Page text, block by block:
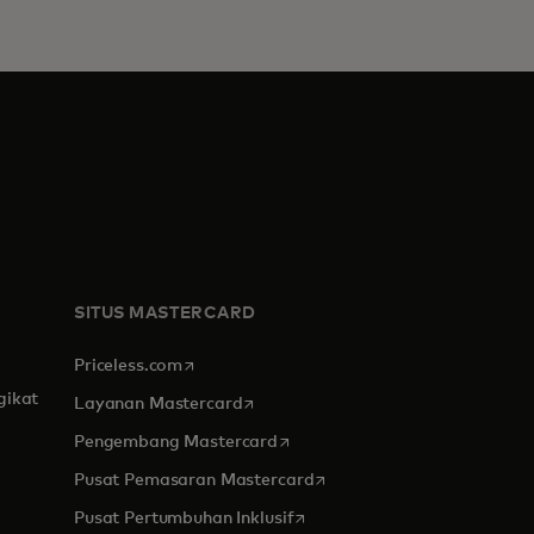
SITUS MASTERCARD
Priceless.com opens in a new tab
Layanan Mastercardopens in a new tab
Pengembang Mastercard opens in a new tab
Pusat Pemasaran Mastercardopens in a new tab
Pusat Pertumbuhan Inklusifopens in a new tab